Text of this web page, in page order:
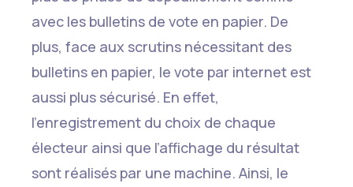
avec les bulletins de vote en papier. De
plus, face aux scrutins nécessitant des
bulletins en papier, le vote par internet est
aussi plus sécurisé. En effet,
l’enregistrement du choix de chaque
électeur ainsi que l’affichage du résultat
sont réalisés par une machine. Ainsi, le